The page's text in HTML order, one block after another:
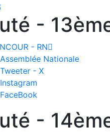
-
- RN
Assemblée Nationale
Tweeter - X
Instagram
FaceBook
-